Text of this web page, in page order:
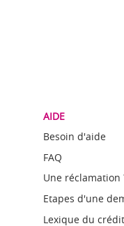
AIDE
Besoin d'aide
FAQ
Une réclamation
Etapes d'une
Lexique du crédit